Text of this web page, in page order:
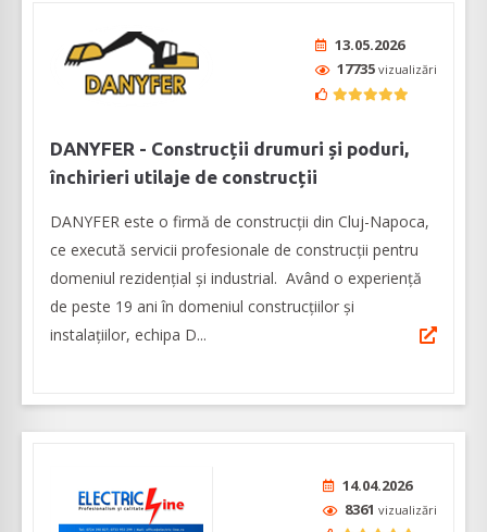
13.05.2026
17735 vizualizări
DANYFER - Construcții drumuri și poduri,
închirieri utilaje de construcții
DANYFER este o firmă de construcţii din Cluj-Napoca,
ce execută servicii profesionale de construcţii pentru
domeniul rezidenţial şi industrial. Având o experienţă
de peste 19 ani în domeniul construcțiilor și
instalațiilor, echipa D...
14.04.2026
8361 vizualizări